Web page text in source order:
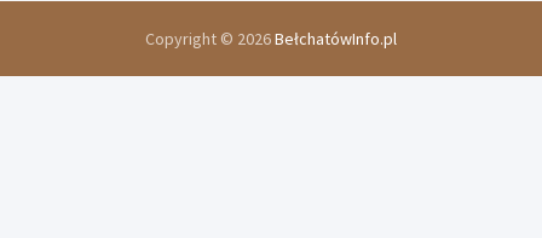
Copyright © 2026BełchatówInfo.pl